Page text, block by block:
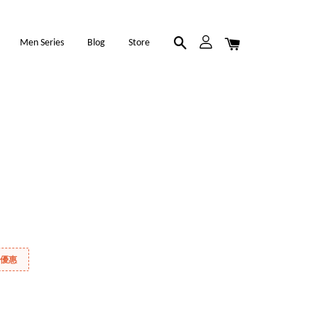
Men Series Blog Store
惠